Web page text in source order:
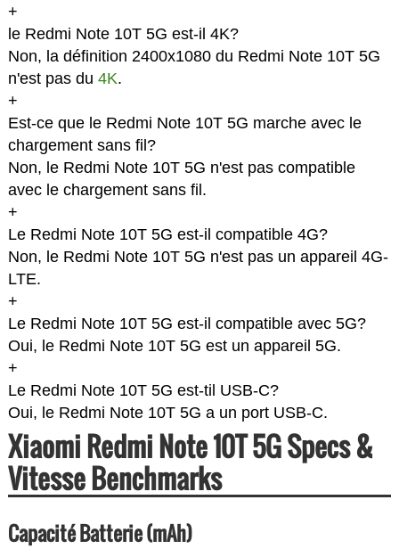
+
le Redmi Note 10T 5G est-il 4K?
Non, la définition 2400x1080 du Redmi Note 10T 5G
n'est pas du 4K.
+
Est-ce que le Redmi Note 10T 5G marche avec le
chargement sans fil?
Non, le Redmi Note 10T 5G n'est pas compatible
avec le chargement sans fil.
+
Le Redmi Note 10T 5G est-il compatible 4G?
Non, le Redmi Note 10T 5G n'est pas un appareil 4G-
LTE.
+
Le Redmi Note 10T 5G est-il compatible avec 5G?
Oui, le Redmi Note 10T 5G est un appareil 5G.
+
Le Redmi Note 10T 5G est-til USB-C?
Oui, le Redmi Note 10T 5G a un port USB-C.
Xiaomi Redmi Note 10T 5G Specs &
Vitesse Benchmarks
Capacité Batterie (mAh)